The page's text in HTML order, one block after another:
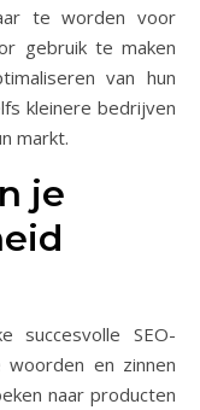
te worden voor
gebruik te maken
van hun
kleinere bedrijven
markt.
je
succesvolle SEO-
en zinnen
naar producten